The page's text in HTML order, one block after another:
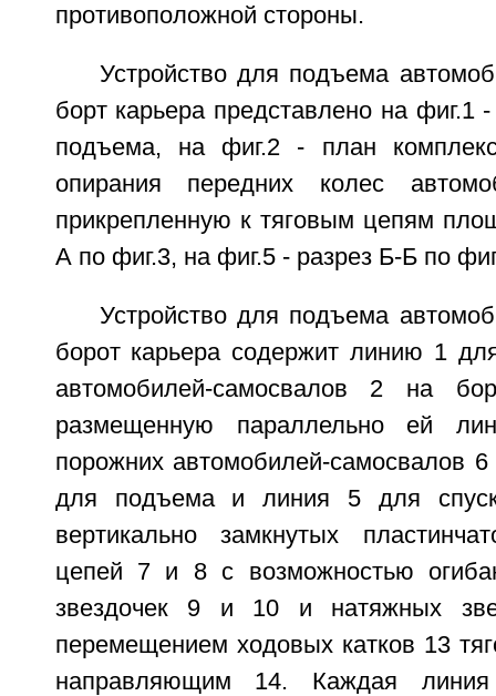
противоположной стороны.
Устройство для подъема
борт карьера представлено на фиг.1
подъема, на фиг.2 - план
опирания передних колес
прикрепленную к тяговым цепям
А по фиг.3, на фиг.5 - разрез Б-Б по
Устройство для подъема
борот карьера содержит линию 1
автомобилей-самосвалов 2 на
размещенную параллельно ей
порожних автомобилей-самосвалов
для подъема и линия 5 для
вертикально замкнутых
цепей 7 и 8 с возможностью
звездочек 9 и 10 и натяжных
перемещением ходовых катков 13
направляющим 14. Каждая